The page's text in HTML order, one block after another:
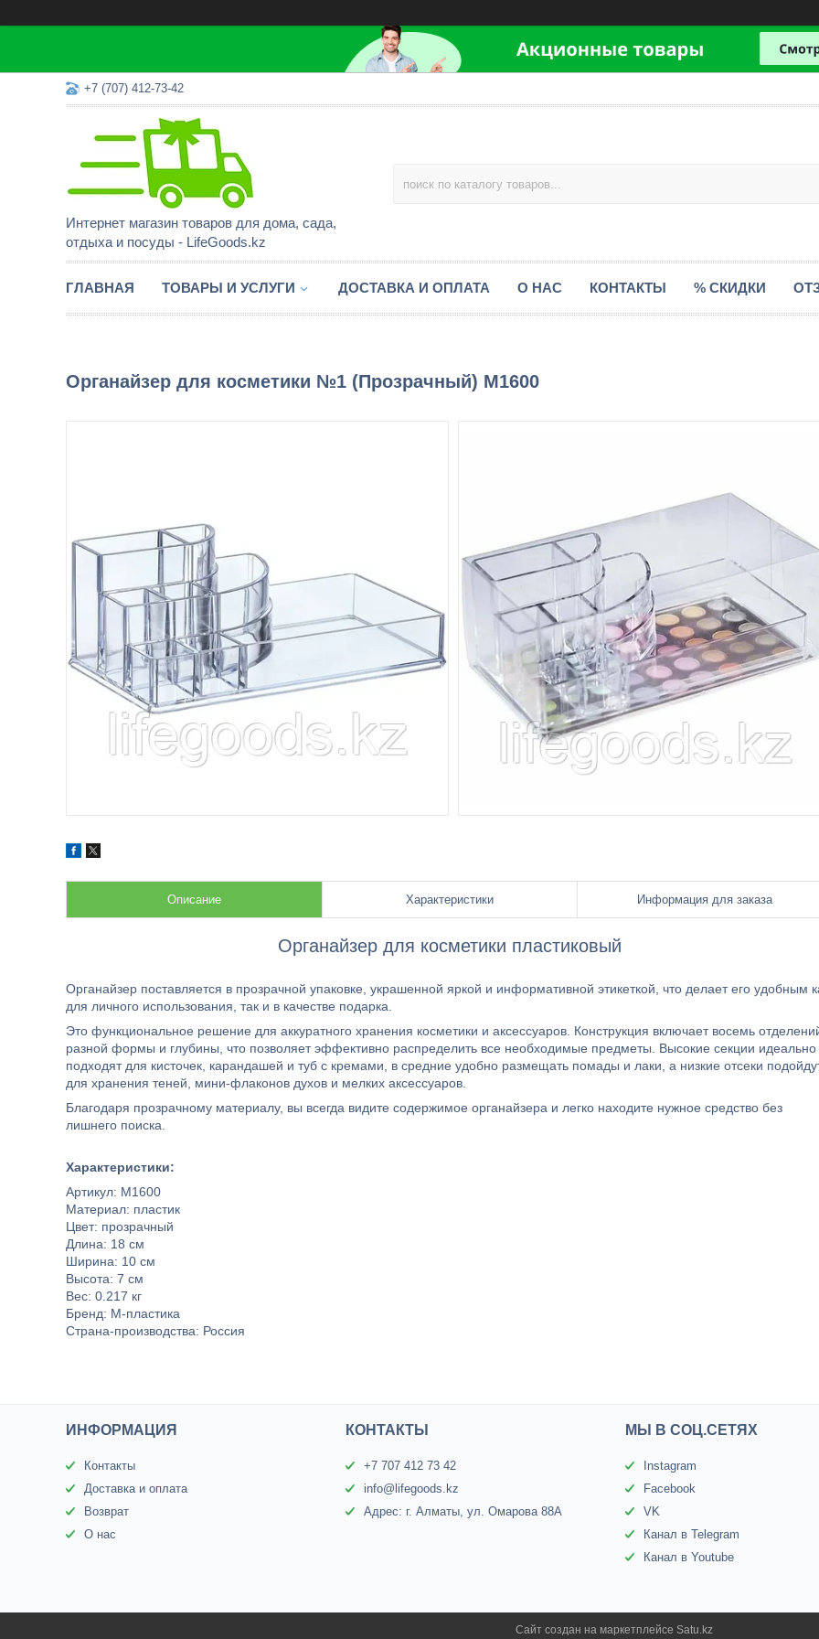
+7 (707) 412-73-42
Интернет магазин товаров для дома, сада,
отдыха и посуды - LifeGoods.kz
ГЛАВНАЯ ТОВАРЫ И УСЛУГИ ДОСТАВКА И ОПЛАТА О НАС КОНТАКТЫ % СКИДКИ
Органайзер для косметики №1 (Прозрачный) М1600
Описание Характеристики Информация для заказа
Органайзер для косметики пластиковый
Органайзер поставляется в прозрачной упаковке, украшенной яркой и информативной этикеткой, что делает его удобным
для личного использования, так и в качестве подарка.
Это функциональное решение для аккуратного хранения косметики и аксессуаров. Конструкция включает восемь
разной формы и глубины, что позволяет эффективно распределить все необходимые предметы. Высокие секции идеально
подходят для кисточек, карандашей и туб с кремами, в средние удобно размещать помады и лаки, а низкие отсеки
для хранения теней, мини-флаконов духов и мелких аксессуаров.
Благодаря прозрачному материалу, вы всегда видите содержимое органайзера и легко находите нужное средство без
лишнего поиска.
Характеристики:
Артикул: М1600
Материал: пластик
Цвет: прозрачный
Длина: 18 см
Ширина: 10 см
Высота: 7 см
Вес: 0.217 кг
Бренд: М-пластика
Страна-производства: Россия
ИНФОРМАЦИЯ
Контакты
Доставка и оплата
Возврат
О нас
КОНТАКТЫ
+7 707 412 73 42
info@lifegoods.kz
Адрес: г. Алматы, ул. Омарова 88А
МЫ В СОЦ.СЕТЯХ
Instagram
Facebook
VK
Канал в Telegram
Канал в Youtube
Сайт создан на маркетплейсе Satu.kz